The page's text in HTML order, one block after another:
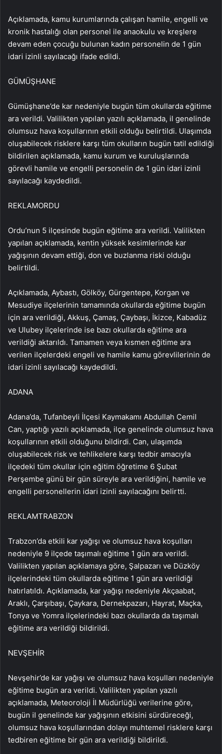
Açıklamada, kamu kurumlarında çalışan hamile, engelli ve
kronik hastalığı olan personel ile anaokulu ve kreşlere
devam eden çocuğu bulunan kadın personelin de 1 gün
idari izinli sayılacağı ifade edildi.
GÜMÜŞHANE
Gümüşhane’de kar nedeniyle bugün tüm okullarda eğitime
ara verildi. Valilikten yapılan yazılı açıklamada, il genelinde
olumsuz hava koşullarının etkili olduğu belirtildi. Ulaşımda
oluşabilecek risklere karşı tüm okulların bugün tatil edildiği
bildirilen açıklamada, kamu kurum ve kuruluşlarında
görevli hamile ve engelli personelin de 1 gün idari izinli
sayılacağı kaydedildi.
REKLAMORDU
Ordu’nun 5 ilçesinde bugün eğitime ara verildi. Valilikten
yapılan açıklamada, kentin yüksek kesimlerinde kar
yağışının devam ettiği, don ve buzlanma riski olduğu
belirtildi.
Açıklamada, Aybastı, Gölköy, Gürgentepe, Korgan ve
Mesudiye ilçelerinin tamamında okullarda eğitime bugün
için ara verildiği, Akkuş, Çamaş, Çaybaşı, İkizce, Kabadüz
ve Ulubey ilçelerinde ise bazı okullarda eğitime ara
verildiği aktarıldı. Tamamen veya kısmen eğitime ara
verilen ilçelerdeki engeli ve hamile kamu görevlilerinin de
idari izinli sayılacağı kaydedildi.
ADANA
Adana’da, Tufanbeyli İlçesi Kaymakamı Abdullah Cemil
Can, yaptığı yazılı açıklamada, ilçe genelinde olumsuz hava
koşullarının etkili olduğunu bildirdi. Can, ulaşımda
oluşabilecek risk ve tehlikelere karşı tedbir amacıyla
ilçedeki tüm okullar için eğitim öğretime 6 Şubat
Perşembe günü bir gün süreyle ara verildiğini, hamile ve
engelli personellerin idari izinli sayılacağını belirtti.
REKLAMTRABZON
Trabzon’da etkili kar yağışı ve olumsuz hava koşulları
nedeniyle 9 ilçede taşımalı eğitime 1 gün ara verildi.
Valilikten yapılan açıklamaya göre, Şalpazarı ve Düzköy
ilçelerindeki tüm okullarda eğitime 1 gün ara verildiği
hatırlatıldı. Açıklamada, kar yağışı nedeniyle Akçaabat,
Araklı, Çarşıbaşı, Çaykara, Dernekpazarı, Hayrat, Maçka,
Tonya ve Yomra ilçelerindeki bazı okullarda da taşımalı
eğitime ara verildiği bildirildi.
NEVŞEHİR
Nevşehir’de kar yağışı ve olumsuz hava koşulları nedeniyle
eğitime bugün ara verildi. Valilikten yapılan yazılı
açıklamada, Meteoroloji İl Müdürlüğü verilerine göre,
bugün il genelinde kar yağışının etkisini sürdüreceği,
olumsuz hava koşullarından dolayı muhtemel risklere karşı
tedbiren eğitime bir gün ara verildiği bildirildi.